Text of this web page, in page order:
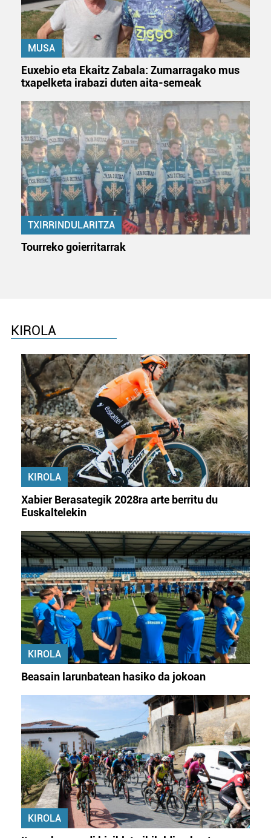
MUSA
Euxebio eta Ekaitz Zabala: Zumarragako mus
txapelketa irabazi duten aita-semeak
TXIRRINDULARITZA
Tourreko goierritarrak
KIROLA
KIROLA
Xabier Berasategik 2028ra arte berritu du
Euskaltelekin
KIROLA
Beasain larunbatean hasiko da jokoan
KIROLA